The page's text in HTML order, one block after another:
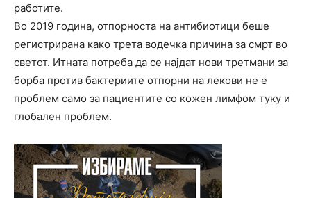
работите.
Во 2019 година, отпорноста на антибиотици беше
регистрирана како трета водечка причина за смрт во
светот. Итната потреба да се најдат нови третмани за
борба против бактериите отпорни на лекови не е
проблем само за пациентите со кожен лимфом туку и
глобален проблем.